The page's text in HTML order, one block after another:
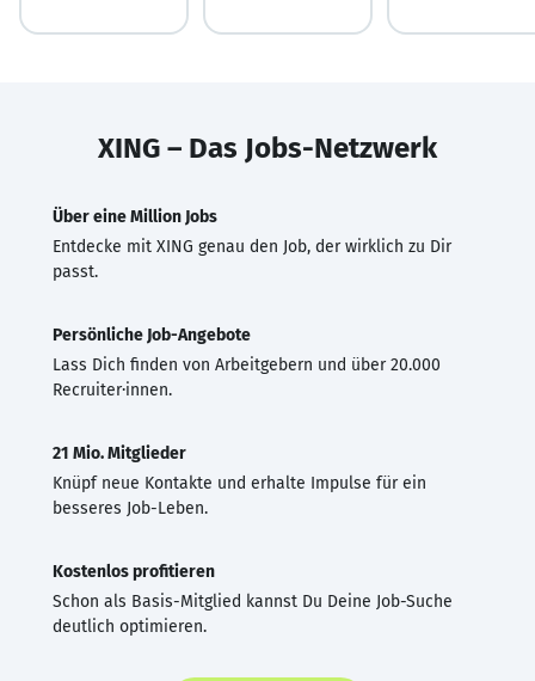
XING – Das Jobs-Netzwerk
Über eine Million Jobs
Entdecke mit XING genau den Job, der wirklich zu Dir
passt.
Persönliche Job-Angebote
Lass Dich finden von Arbeitgebern und über 20.000
Recruiter·innen.
21 Mio. Mitglieder
Knüpf neue Kontakte und erhalte Impulse für ein
besseres Job-Leben.
Kostenlos profitieren
Schon als Basis-Mitglied kannst Du Deine Job-Suche
deutlich optimieren.